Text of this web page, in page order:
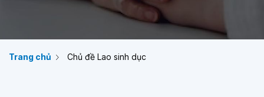
Trang chủ Chủ đề Lao sinh dục